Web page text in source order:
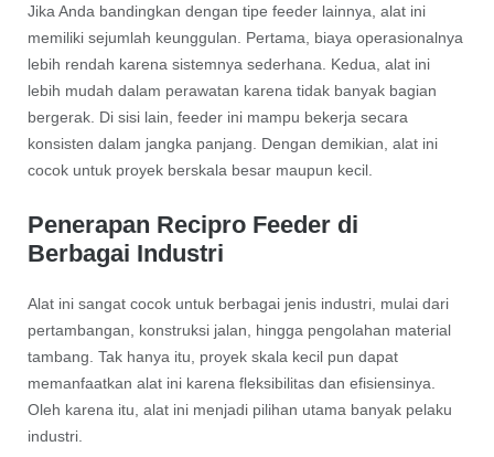
Jika Anda bandingkan dengan tipe feeder lainnya, alat ini
memiliki sejumlah keunggulan. Pertama, biaya operasionalnya
lebih rendah karena sistemnya sederhana. Kedua, alat ini
lebih mudah dalam perawatan karena tidak banyak bagian
bergerak. Di sisi lain, feeder ini mampu bekerja secara
konsisten dalam jangka panjang. Dengan demikian, alat ini
cocok untuk proyek berskala besar maupun kecil.
Penerapan Recipro Feeder di
Berbagai Industri
Alat ini sangat cocok untuk berbagai jenis industri, mulai dari
pertambangan, konstruksi jalan, hingga pengolahan material
tambang. Tak hanya itu, proyek skala kecil pun dapat
memanfaatkan alat ini karena fleksibilitas dan efisiensinya.
Oleh karena itu, alat ini menjadi pilihan utama banyak pelaku
industri.